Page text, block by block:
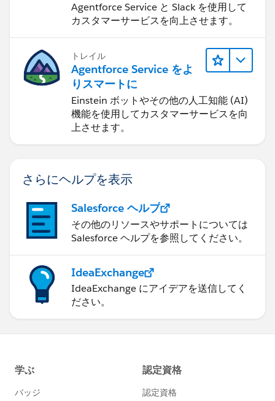
Agentforce Service と Slack を使用して
カスタマーサービスを向上させます。
トレイル
Agentforce Service をよ
りスマートに
Einstein ボットやその他の人工知能 (AI)
機能を使用してカスタマーサービスを向
上させます。
さらにヘルプを表示
Salesforce ヘルプ
その他のリソースやサポートについては
Salesforce ヘルプを参照してください。
IdeaExchange
IdeaExchange にアイデアを送信してく
ださい。